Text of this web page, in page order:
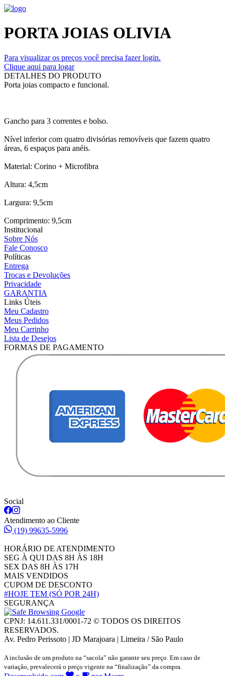
PORTA JOIAS OLIVIA
Para visualizar os preços você precisa fazer login.
Clique aqui para logar
DETALHES DO PRODUTO
Porta joias compacto e funcional.
Gancho para 3 correntes e bolso.
Nível inferior com quatro divisórias removíveis que fazem quatro
áreas, 6 espaços para anéis.
Material: Corino + Microfibra
Altura: 4,5cm
Largura: 9,5cm
Comprimento: 9,5cm
Institucional
Sobre Nós
Fale Conosco
Políticas
Entrega
Trocas e Devoluções
Privacidade
GARANTIA
Links Úteis
Meu Cadastro
Meus Pedidos
Meu Carrinho
Lista de Desejos
FORMAS DE PAGAMENTO
Social
Atendimento ao Cliente
(19) 99635-5996
HORÁRIO DE ATENDIMENTO
SEG À QUI DAS 8H ÀS 18H
SEX DAS 8H ÀS 17H
MAIS VENDIDOS
CUPOM DE DESCONTO
#HOJE TEM (SÓ POR 24H)
SEGURANÇA
CPNJ: 14.611.331/0001-72 © TODOS OS DIREITOS
RESERVADOS.
Av. Pedro Perissoto | JD Marajoara | Limeira / São Paulo
A inclusão de um produto na “sacola” não garante seu preço. Em caso de
variação, prevalecerá o preço vigente na “finalização” da compra.